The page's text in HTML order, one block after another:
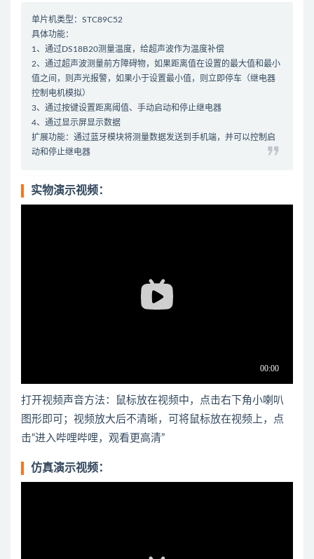
单片机类型：STC89C52
具体功能：
1、通过DS18B20测量温度，给超声波作为温度补偿
2、通过超声波测量前方障碍物，如果距离值在设置的最大值和最小
值之间，则声光报警，如果小于设置最小值，则立即停车（继电器
控制电机模拟）
3、通过按键设置距离阈值、手动启动和停止继电器
4、通过显示屏显示数据
扩展功能：通过蓝牙模块将测量数据发送到手机端，并可以控制启
动和停止继电器
实物演示视频：
打开视频声音方法：鼠标放在视频中，点击右下角小喇叭
图形即可；视频放大后不清晰，可将鼠标放在视频上，点
击“进入哔哩哔哩，观看更高清”
仿真演示视频：